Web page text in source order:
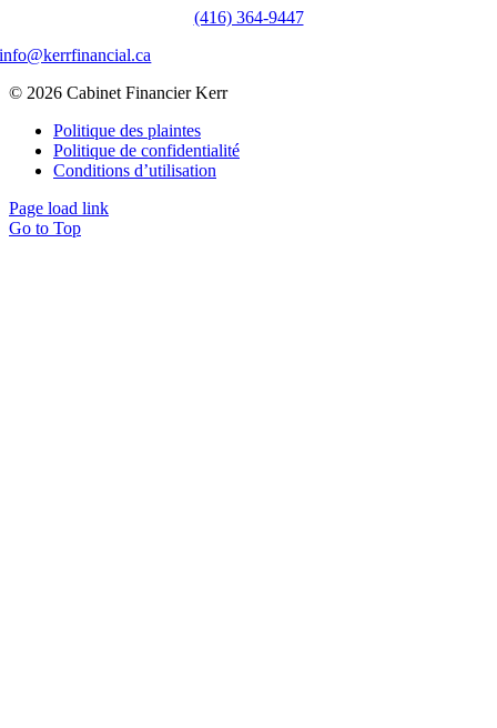
(416) 364-9447
info@kerrfinancial.ca
© 2026 Cabinet Financier Kerr
Politique des plaintes
Politique de confidentialité
Conditions d’utilisation
Page load link
Go to Top